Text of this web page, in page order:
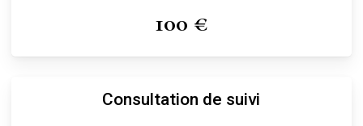
100 €
Consultation de suivi